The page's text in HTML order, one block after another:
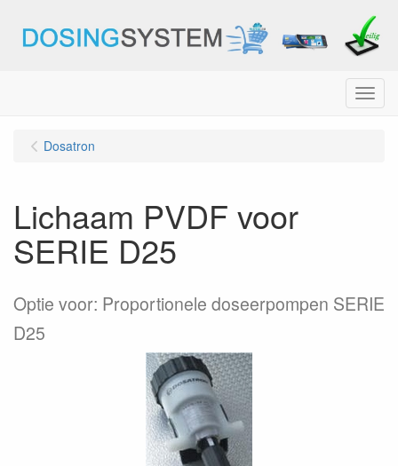
Menu
Dosatron
Lichaam PVDF voor
SERIE D25
Optie voor: Proportionele doseerpompen SERIE
D25